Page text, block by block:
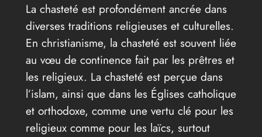
La chasteté est profondément ancrée dans
diverses traditions religieuses et culturelles.
En christianisme, la chasteté est souvent liée
au vœu de continence fait par les prêtres et
les religieux. La chasteté est perçue dans
l’islam, ainsi que dans les Églises catholique
et orthodoxe, comme une vertu clé pour les
religieux comme pour les laïcs, surtout